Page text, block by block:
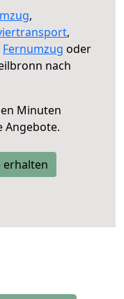
,
,
Fernumzug oder
nach
Minuten
Angebote.
erhalten